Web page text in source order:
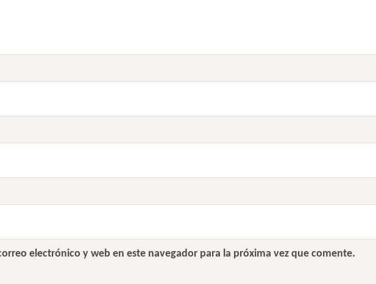
electrónico y web en este navegador para la próxima vez que comente.